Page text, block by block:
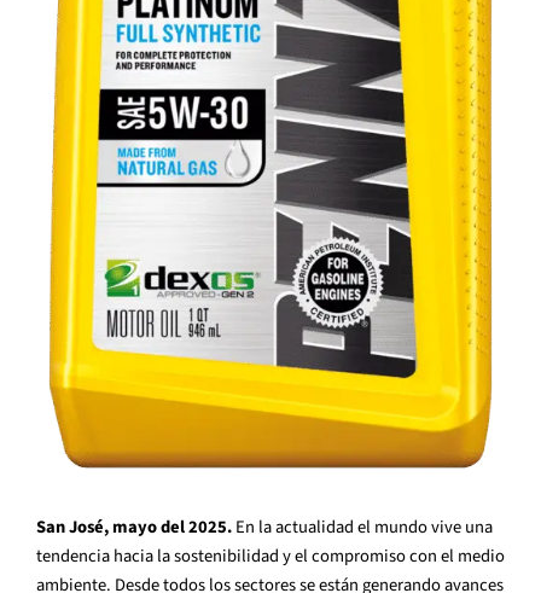
San José, mayo del 2025.En la actualidad el mundo vive una
tendencia hacia la sostenibilidad y el compromiso con el medio
ambiente. Desde todos los sectores se están generando avances